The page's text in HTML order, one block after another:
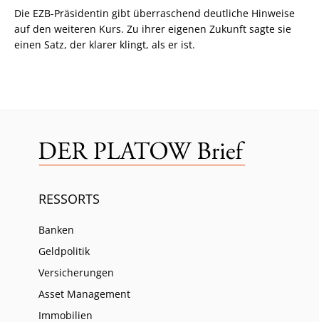
Die EZB-Präsidentin gibt überraschend deutliche Hinweise
auf den weiteren Kurs. Zu ihrer eigenen Zukunft sagte sie
einen Satz, der klarer klingt, als er ist.
RESSORTS
Banken
Geldpolitik
Versicherungen
Asset Management
Immobilien